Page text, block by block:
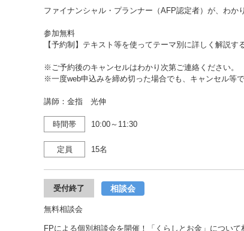
ファイナンシャル・プランナー（AFP認定者）が、わか
参加無料
【予約制】テキスト等を使ってテーマ別に詳しく解説す
※ご予約後のキャンセルはわかり次第ご連絡ください。
※一度web申込みを締め切った場合でも、キャンセル等
講師：金指 光伸
時間帯 10:00～11:30
定員 15名
受付終了 相談会
無料相談会
FPによる個別相談会を開催！「くらしとお金」について